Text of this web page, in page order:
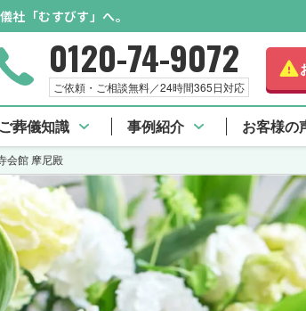
社「むすびす」へ。
0120-74-9072
ご依頼・ご相談無料／24時間365日対応
ご葬儀知識 事例紹介 お客様の
会館 摩尼殿